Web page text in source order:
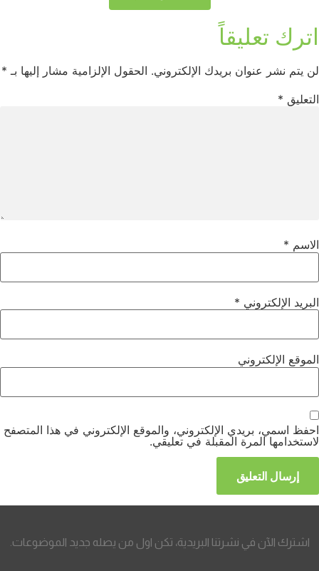
اترك تعليقاً
لن يتم نشر عنوان بريدك الإلكتروني. الحقول الإلزامية مشار إليها بـ *
التعليق *
الاسم *
البريد الإلكتروني *
الموقع الإلكتروني
احفظ اسمي، بريدي الإلكتروني، والموقع الإلكتروني في هذا المتصفح
لاستخدامها المرة المقبلة في تعليقي.
اشترك الآن في نشرتنا البريدية، تكن اول من يصله جديد الموضوعات.